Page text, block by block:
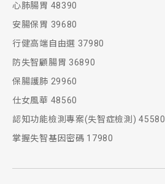
心肺腸胃 48390
安腸保胃 39680
行健高端自由選 37980
防失智顧腸胃 36890
保腸護肺 29960
仕女風華 48560
認知功能檢測專案(失智症檢測) 45580
掌握失智基因密碼 17980